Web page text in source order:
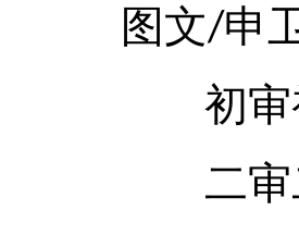
图文/申
初
二